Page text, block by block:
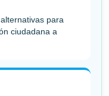
para
ciudadana a